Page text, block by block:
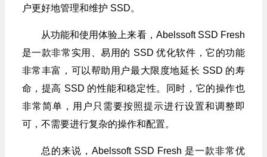
户更好地管理和维护 SSD。
从功能和使用体验上来看，Abelssoft SSD Fresh
是一款非常实用、易用的 SSD 优化软件，它的功能
非常丰富，可以帮助用户最大限度地延长 SSD 的寿
命，提高 SSD 的性能和稳定性。同时，它的操作也
非常简单，用户只需要按照提示进行设置和调整即
可，不需要进行复杂的操作和配置。
总的来说，Abelssoft SSD Fresh 是一款非常优